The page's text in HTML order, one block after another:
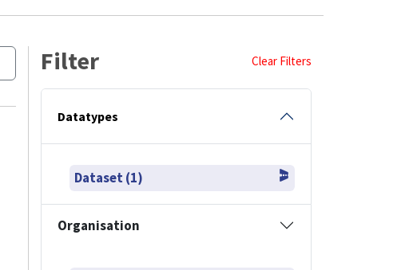
Filter Clear Filters
Datatypes
Dataset (1)
Organisation